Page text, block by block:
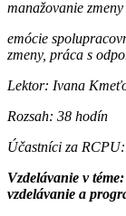
manažovanie
emócie
zmeny, práca s
Lektor: Ivana
Rozsah: 38 hodín
Účastníci za
Vzdelávanie v
vzdelávanie a